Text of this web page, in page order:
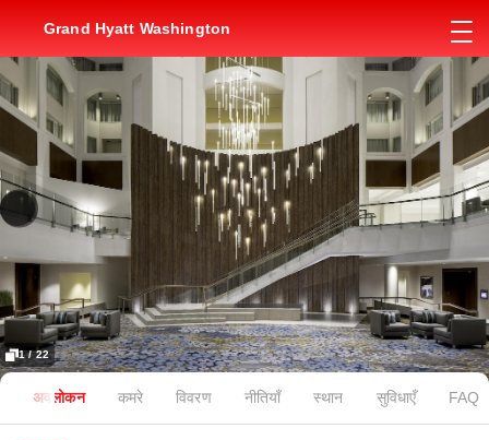
Grand Hyatt Washington
1 / 22
अवलोकन कमरे विवरण नीतियाँ स्थान सुविधाएँ FAQ